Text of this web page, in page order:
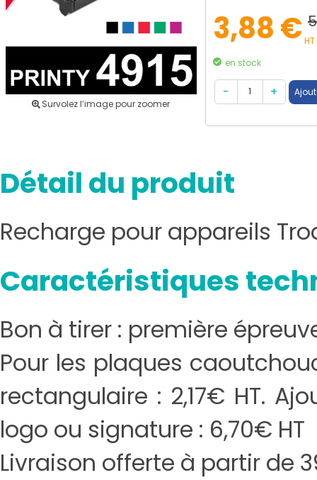
Survolez l’image pour zoomer
3,88 €
en stock
Détail du produit
Recharge pour appareils
Caractéristiques
Bon à tirer : première
Pour les plaques
rectangulaire : 2,17€ HT.
logo ou signature : 6,70€ HT
Livraison offerte à partir de